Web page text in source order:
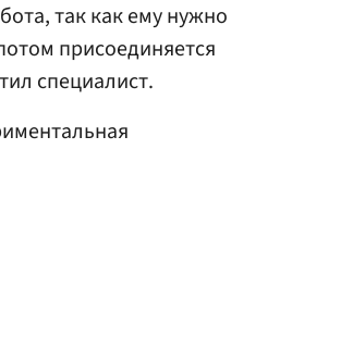
так как ему нужно
присоединяется
специалист.